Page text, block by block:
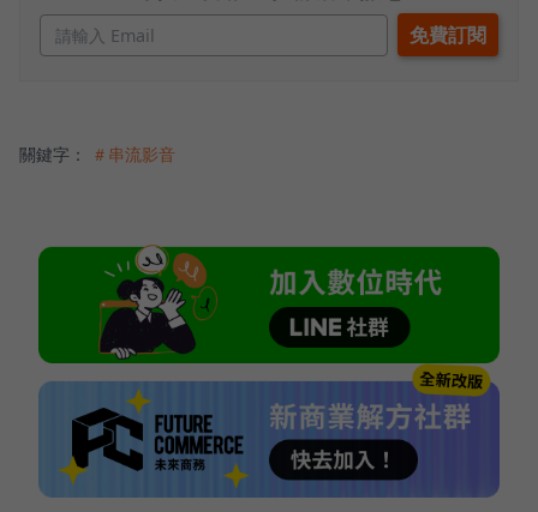
關鍵字： ＃串流影音